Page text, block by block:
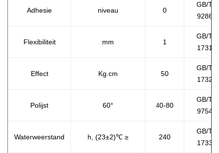
Adhesie niveau 0
GB/T
9286
Flexibiliteit mm 1
GB/T
1731
Effect Kg.cm 50
GB/T
1732
Polijst 60° 40-80
GB/T
9754
Waterweerstand h, (23±2)℃ ≥ 240
GB/T
1733